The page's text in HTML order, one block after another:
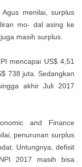
menilai, surplus
mo- dal asing ke
masih surplus.
mencapai US$ 4,51
738 juta. Sedangkan
akhir Juli 2017
and Finance
penurunan surplus
Untungnya, defisit
2017 masih bisa